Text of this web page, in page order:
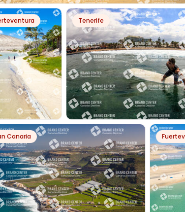
PH35623
PH67090
DE
Tenerife
SURF EN IZQUIERDA DE LAS
Canaria